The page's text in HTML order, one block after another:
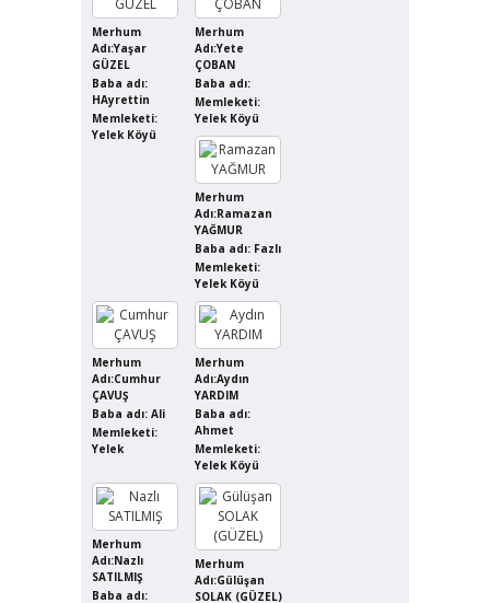
Merhum
Adı:Yaşar
GÜZEL
Baba adı:
HAyrettin
Memleketi:
Yelek Köyü
Merhum
Adı:Yete
ÇOBAN
Baba adı:
Memleketi:
Yelek Köyü
Merhum
Adı:Ramazan
YAĞMUR
Baba adı: Fazlı
Memleketi:
Yelek Köyü
Merhum
Adı:Cumhur
ÇAVUŞ
Baba adı: Ali
Memleketi:
Yelek
Merhum
Adı:Aydın
YARDIM
Baba adı:
Ahmet
Memleketi:
Yelek Köyü
Merhum
Adı:Nazlı
SATILMIŞ
Baba adı:
Merhum
Adı:Gülüşan
SOLAK (GÜZEL)